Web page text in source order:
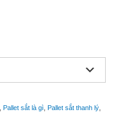
Pallet sắt là gì Pallet sắt thanh lý